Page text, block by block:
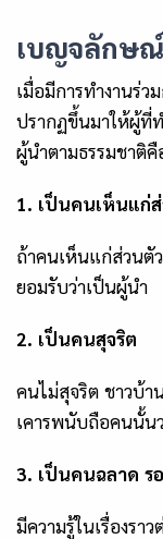
เบญจลักษ
เมื่อมีการทำงานร่ว
ปรากฏขึ้นมาให้ผู้ที่
ผู้นำตามธรรมชาติคื
1. เป็นคนเห็นแก่
ถ้าคนเห็นแก่ส่วนตั
ยอมรับว่าเป็นผู้นำ
2. เป็นคนสุจริต
คนไม่สุจริต ชาวบ้า
เคารพนับถือคนนั้น
3. เป็นคนฉลาด ร
มีความรู้ในเรื่องร